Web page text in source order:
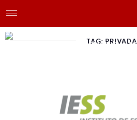
TAG: PRIVADA